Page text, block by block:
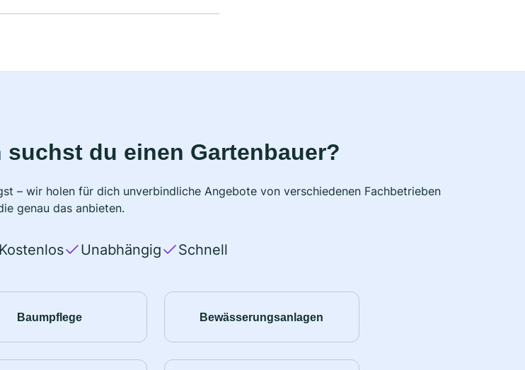
suchst du einen Gartenbauer?
– wir holen für dich unverbindliche Angebote von verschiedenen Fachbetrieben
genau das anbieten.
Kostenlos Unabhängig Schnell
Baumpflege Bewässerungsanlagen